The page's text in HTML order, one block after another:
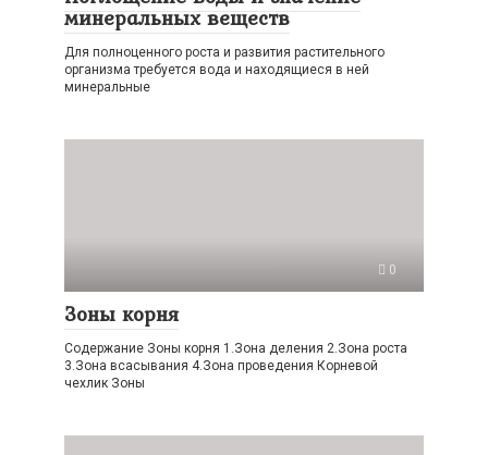
минеральных веществ
Для полноценного роста и развития растительного
организма требуется вода и находящиеся в ней
минеральные
0
Зоны корня
Содержание Зоны корня 1.Зона деления 2.Зона роста
3.Зона всасывания 4.Зона проведения Корневой
чехлик Зоны